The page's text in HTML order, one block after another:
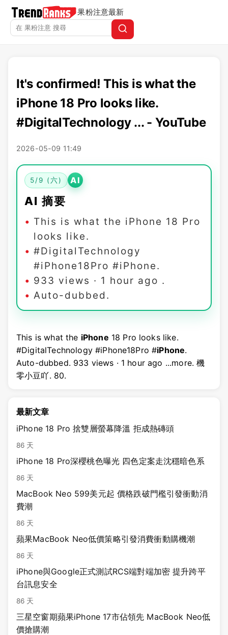
果粉注意最新
It's confirmed! This is what the
iPhone 18 Pro looks like.
#DigitalTechnology ... - YouTube
2026-05-09 11:49
5/9 (六) AI
AI 摘要
This is what the iPhone 18 Pro
looks like.
#DigitalTechnology
#iPhone18Pro #iPhone.
933 views · 1 hour ago .
Auto-dubbed.
This is what the iPhone 18 Pro looks like.
#DigitalTechnology #iPhone18Pro #iPhone.
Auto-dubbed. 933 views · 1 hour ago ...more. 機
零小豆吖. 80.
最新文章
iPhone 18 Pro 捨雙層螢幕降溫 拒成熱磚頭
86 天
iPhone 18 Pro深櫻桃色曝光 四色定案走沈穩暗色系
86 天
MacBook Neo 599美元起 價格跌破門檻引發衝動消
費潮
86 天
蘋果MacBook Neo低價策略引發消費衝動購機潮
86 天
iPhone與Google正式測試RCS端對端加密 提升跨平
台訊息安全
86 天
三星空窗期蘋果iPhone 17市佔領先 MacBook Neo低
價搶購潮